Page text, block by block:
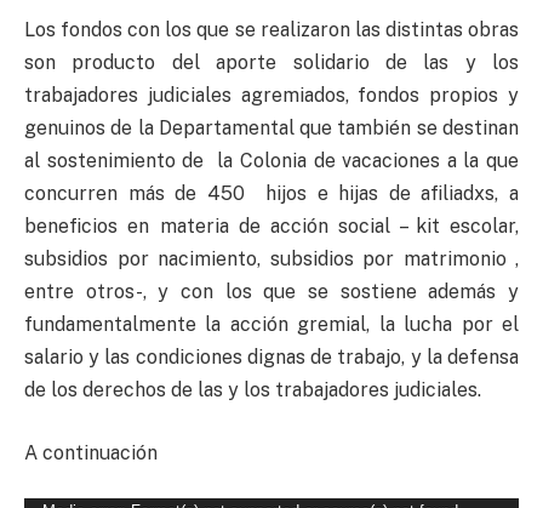
Los fondos con los que se realizaron las distintas obras
son producto del aporte solidario de las y los
trabajadores judiciales agremiados, fondos propios y
genuinos de la Departamental que también se destinan
al sostenimiento de la Colonia de vacaciones a la que
concurren más de 450 hijos e hijas de afiliadxs, a
beneficios en materia de acción social – kit escolar,
subsidios por nacimiento, subsidios por matrimonio ,
entre otros-, y con los que se sostiene además y
fundamentalmente la acción gremial, la lucha por el
salario y las condiciones dignas de trabajo, y la defensa
de los derechos de las y los trabajadores judiciales.
A continuación